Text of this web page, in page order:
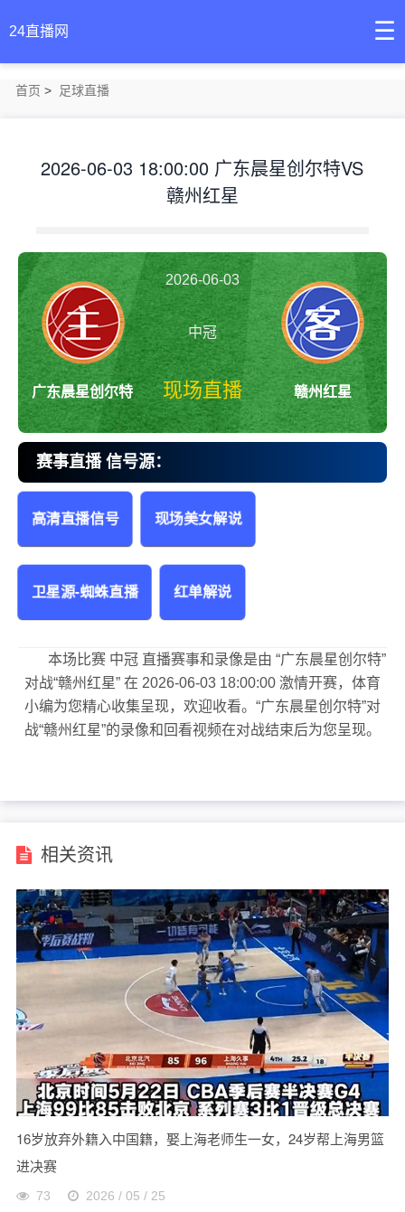
24直播网 ☰
首页 > 足球直播
2026-06-03 18:00:00 广东晨星创尔特VS
赣州红星
广东晨星创尔特
2026-06-03
18:00:00
中冠
现场直播 赣州红星
广东晨星创尔特vs赣州红星 中冠
赛事直播 信号源：
高清直播信号 现场美女解说
卫星源-蜘蛛直播 红单解说
本场比赛 中冠 直播赛事和录像是由 “广东晨星创尔特”
对战“赣州红星” 在 2026-06-03 18:00:00 激情开赛，体育
小编为您精心收集呈现，欢迎收看。“广东晨星创尔特”对
战“赣州红星”的录像和回看视频在对战结束后为您呈现。
相关资讯
16岁放弃外籍入中国籍，娶上海老师生一女，24岁帮上海男篮
进决赛
73 2026 / 05 / 25